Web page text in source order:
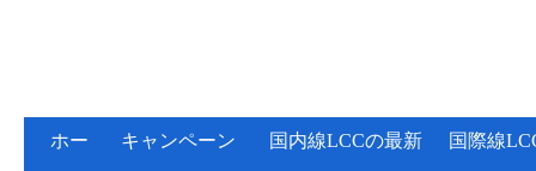
ホー キャンペーン 国内線LCCの最新 国際線